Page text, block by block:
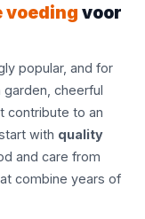
voeding voor
popular, and for
cheerful
contribute to an
with quality
and care from
combine years of